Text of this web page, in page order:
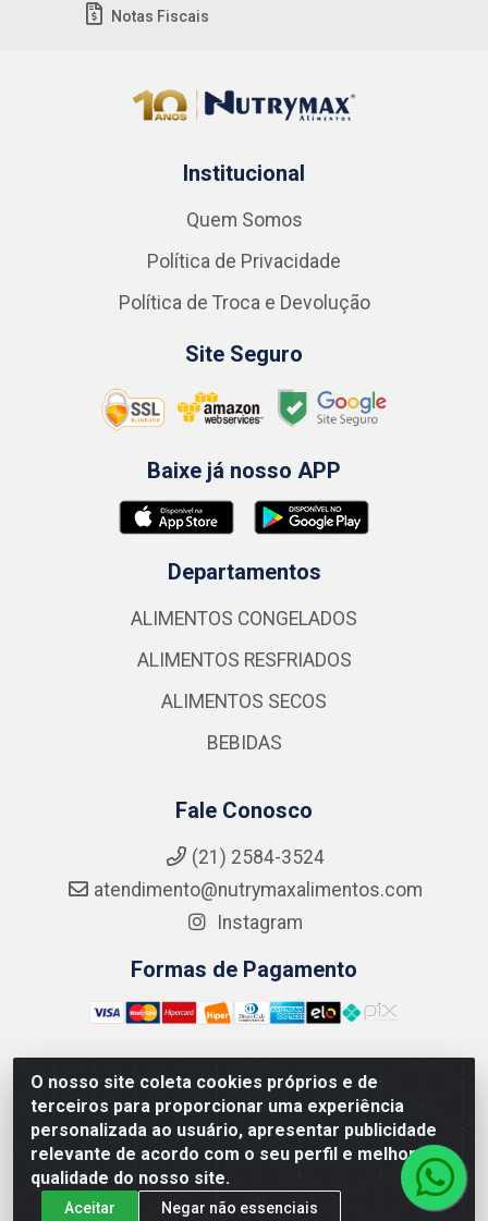
O nosso site coleta cookies próprios e de
terceiros para proporcionar uma experiência
personalizada ao usuário, apresentar publicidade
relevante de acordo com o seu perfil e melhorar a
qualidade do nosso site.
Aceitar Negar não essenciais
Notas Fiscais
Institucional
Quem Somos
Política de Privacidade
Política de Troca e Devolução
Site Seguro
Baixe já nosso APP
Departamentos
ALIMENTOS CONGELADOS
ALIMENTOS RESFRIADOS
ALIMENTOS SECOS
BEBIDAS
Fale Conosco
(21) 2584-3524
atendimento@nutrymaxalimentos.com
Instagram
Formas de Pagamento
NUTRY MAX COMÉRCIO DE PRODUTOS ALIMENTICIOS
LTDA - RUA DO FEIJÃO, 721 PENHA CIRCULAR/RJ -
CNPJ: 15.796.122/0001-03